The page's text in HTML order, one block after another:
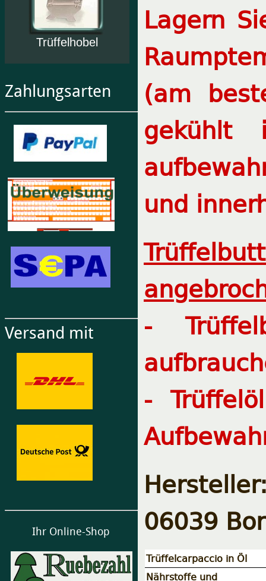
Trüffelhobel
Zahlungsarten
Versand mit
Ihr Online-Shop
Lagern
(am
und
-
-
06039
Trüffelcarpaccio in Öl
Nährstoffe und